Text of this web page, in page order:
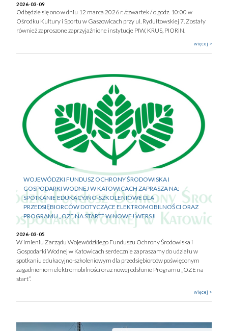
2026-03-09
Odbędzie się ono w dniu 12 marca 2026 r. /czwartek / o godz. 10:00 w
Ośrodku Kultury i Sportu w Gaszowicach przy ul. Rydułtowskiej 7. Zostały
również zaproszone zaprzyjaźnione instytucje PIW, KRUS, PIORiN.
więcej >
WOJEWÓDZKI FUNDUSZ OCHRONY ŚRODOWISKA I
GOSPODARKI WODNEJ W KATOWICACH ZAPRASZA NA:
SPOTKANIE EDUKACYJNO-SZKOLENIOWE DLA
PRZEDSIĘBIORCÓW DOTYCZĄCE ELEKTROMOBILNOŚCI ORAZ
PROGRAMU „OZE NA START” W NOWEJ WERSJI
2026-03-05
W imieniu Zarządu Wojewódzkiego Funduszu Ochrony Środowiska i
Gospodarki Wodnej w Katowicach serdecznie zapraszamy do udziału w
spotkaniu edukacyjno-szkoleniowym dla przedsiębiorców poświęconym
zagadnieniom elektromobilności oraz nowej odsłonie Programu „OZE na
start”.
więcej >